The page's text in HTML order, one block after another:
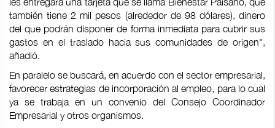
también tiene 2 mil pesos (alrededor de 98 dólares), dinero
del que podrán disponer de forma inmediata para cubrir sus
gastos en el traslado hacia sus comunidades de origen",
añadió.
En paralelo se buscará, en acuerdo con el sector empresarial,
favorecer estrategias de incorporación al empleo, para lo cual
ya se trabaja en un convenio del Consejo Coordinador
Empresarial y otros organismos.